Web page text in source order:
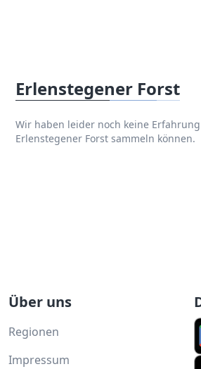
Erlenstegener Forst
Wir haben leider noch keine
Erlenstegener Forst sammeln können.
Über uns
Regionen
Impressum